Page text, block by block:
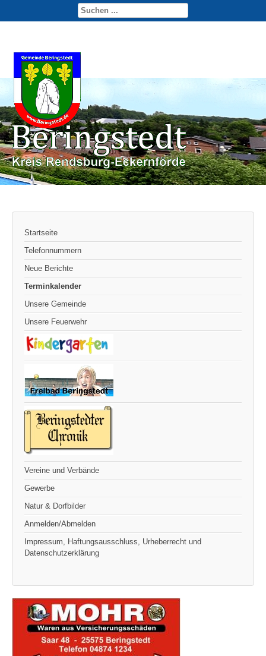
Startseite
Telefonnummern
Neue Berichte
Terminkalender
Unsere Gemeinde
Unsere Feuerwehr
Vereine und Verbände
Gewerbe
Natur & Dorfbilder
Anmelden/Abmelden
Impressum, Haftungsausschluss, Urheberrecht und
Datenschutzerklärung